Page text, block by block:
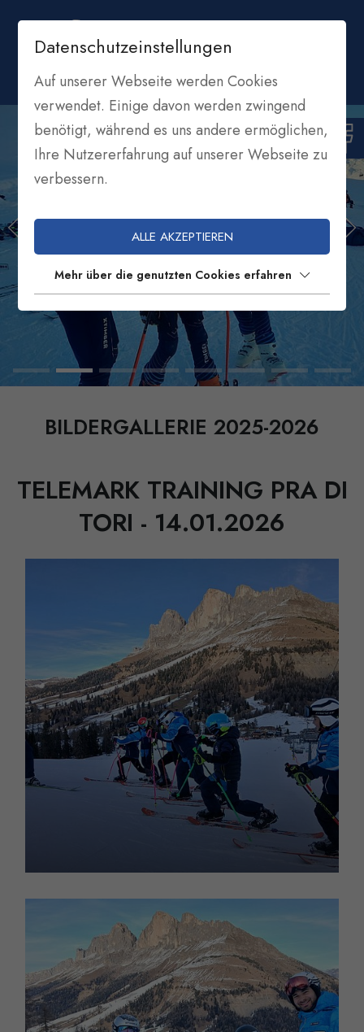
BILDERGALLERIE 2025-2026
TELEMARK TRAINING PRA DI
TORI - 14.01.2026
Datenschutzeinstellungen
Auf unserer Webseite werden Cookies
verwendet. Einige davon werden zwingend
benötigt, während es uns andere ermöglichen,
Ihre Nutzererfahrung auf unserer Webseite zu
verbessern.
ALLE AKZEPTIEREN
Mehr über die genutzten Cookies erfahren